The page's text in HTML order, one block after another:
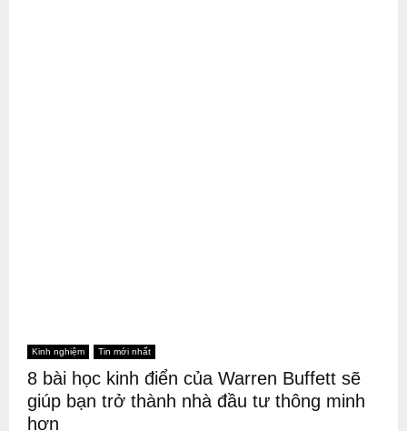
Kinh nghiệm Tin mới nhất
8 bài học kinh điển của Warren Buffett sẽ
giúp bạn trở thành nhà đầu tư thông minh
hơn